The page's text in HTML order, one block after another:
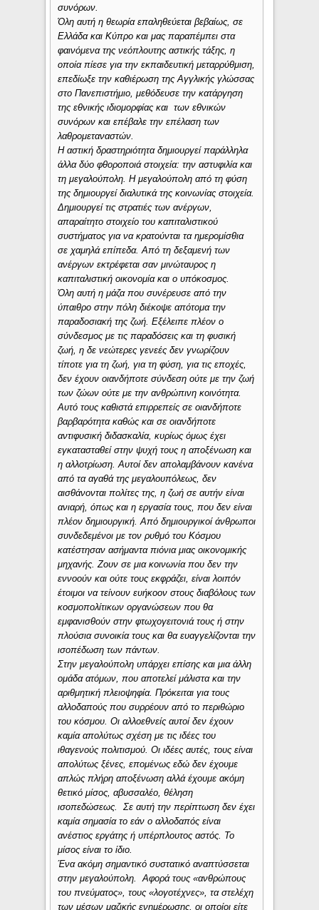
συνόρων.
Όλη αυτή η θεωρία επαληθεύεται βεβαίως, σε
Ελλάδα και Κύπρο και μας παραπέμπει στα
φαινόμενα της νεόπλουτης αστικής τάξης, η
οποία πίεσε για την εκπαιδευτική μεταρρύθμιση,
επεδίωξε την καθιέρωση της Αγγλικής γλώσσας
στο Πανεπιστήμιο, μεθόδευσε την κατάργηση
της εθνικής ιδιομορφίας και των εθνικών
συνόρων και επέβαλε την επέλαση των
λαθρομεταναστών.
Η αστική δραστηριότητα δημιουργεί παράλληλα
άλλα δύο φθοροποιά στοιχεία: την αστυφιλία και
τη μεγαλούπολη. Η μεγαλούπολη από τη φύση
της δημιουργεί διαλυτικά της κοινωνίας στοιχεία.
Δημιουργεί τις στρατιές των ανέργων,
απαραίτητο στοιχείο του καπιταλιστικού
συστήματος για να κρατούνται τα ημερομίσθια
σε χαμηλά επίπεδα. Από τη δεξαμενή των
ανέργων εκτρέφεται σαν μινώταυρος η
καπιταλιστική οικονομία και ο υπόκοσμος.
Όλη αυτή η μάζα που συνέρευσε από την
ύπαιθρο στην πόλη διέκοψε απότομα την
παραδοσιακή της ζωή. Εξέλειπε πλέον ο
σύνδεσμος με τις παραδόσεις και τη φυσική
ζωή, η δε νεώτερες γενεές δεν γνωρίζουν
τίποτε για τη ζωή, για τη φύση, για τις εποχές,
δεν έχουν οιανδήποτε σύνδεση ούτε με την ζωή
των ζώων ούτε με την ανθρώπινη κοινότητα.
Αυτό τους καθιστά επιρρεπείς σε οιανδήποτε
βαρβαρότητα καθώς και σε οιανδήποτε
αντιφυσική διδασκαλία, κυρίως όμως έχει
εγκατασταθεί στην ψυχή τους η αποξένωση και
η αλλοτρίωση. Αυτοί δεν απολαμβάνουν κανένα
από τα αγαθά της μεγαλουπόλεως, δεν
αισθάνονται πολίτες της, η ζωή σε αυτήν είναι
ανιαρή, όπως και η εργασία τους, που δεν είναι
πλέον δημιουργική. Από δημιουργικοί άνθρωποι
συνδεδεμένοι με τον ρυθμό του Κόσμου
κατέστησαν ασήμαντα πιόνια μιας οικονομικής
μηχανής. Ζουν σε μια κοινωνία που δεν την
εννοούν και ούτε τους εκφράζει, είναι λοιπόν
έτοιμοι να τείνουν ευήκοον στους διαβόλους των
κοσμοπολίτικων οργανώσεων που θα
εμφανισθούν στην φτωχογειτονιά τους ή στην
πλούσια συνοικία τους και θα ευαγγελίζονται την
ισοπέδωση των πάντων.
Στην μεγαλούπολη υπάρχει επίσης και μια άλλη
ομάδα ατόμων, που αποτελεί μάλιστα και την
αριθμητική πλειοψηφία. Πρόκειται για τους
αλλοδαπούς που συρρέουν από το περιθώριο
του κόσμου. Οι αλλοεθνείς αυτοί δεν έχουν
καμία απολύτως σχέση με τις ιδέες του
ιθαγενούς πολιτισμού. Οι ιδέες αυτές, τους είναι
απολύτως ξένες, επομένως εδώ δεν έχουμε
απλώς πλήρη αποξένωση αλλά έχουμε ακόμη
θετικό μίσος, αβυσσαλέο, θέληση
ισοπεδώσεως. Σε αυτή την περίπτωση δεν έχει
καμία σημασία το εάν ο αλλοδαπός είναι
ανέστιος εργάτης ή υπέρπλουτος αστός. Το
μίσος είναι το ίδιο.
Ένα ακόμη σημαντικό συστατικό αναπτύσσεται
στην μεγαλούπολη. Αφορά τους «ανθρώπους
του πνεύματος», τους «λογοτέχνες», τα στελέχη
των μέσων μαζικής ενημέρωσης, οι οποίοι είτε